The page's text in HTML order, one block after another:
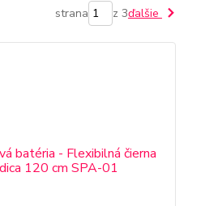
strana z 3ďalšie